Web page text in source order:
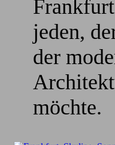
jeden,
der
möchte.